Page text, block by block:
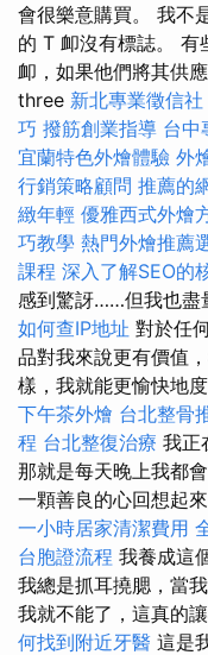
會很樂意購買。 我不
的 T 卹沒有標誌。 有
卹，如果他們將其供
three 新北專業徵信社
巧 撥筋創業指導 台中
宜蘭特色外燴體驗 外
行銷策略顧問 推薦的
緻年輕 優雅西式外燴
巧教學 熱門外燴推薦
課程 深入了解SEO的
感到驚訝……但我也盡
如何查IP地址 對於任
品對我來說更有價值
樣，我就能更愉快地
下午茶外燴 台北整骨
程 台北整復治療 我正
那就是每天晚上我都
一顆善良的心回想起來
一小時居家清潔費用
台胞證流程 我養成這
我總是抓耳撓腮，當
我就不能了，這真的
何找到附近牙醫 這是